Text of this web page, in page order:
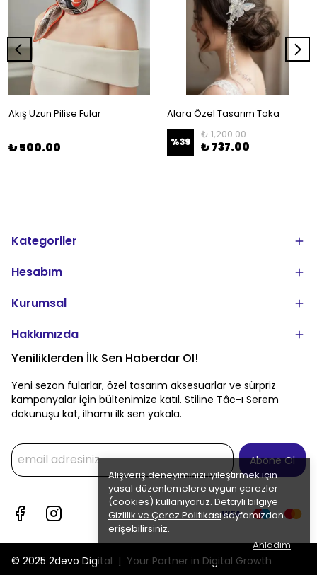
Alışveriş deneyiminizi iyileştirmek için
yasal düzenlemelere uygun çerezler
(cookies) kullanıyoruz. Detaylı bilgiye
Gizlilik ve Çerez Politikasısayfamızdan
erişebilirsiniz.
Anladım
Akış Uzun Pilise Fular
₺ 500.00
Alara Özel Tasarım Toka
%39
₺ 1,200.00
₺ 737.00
Kategoriler
Hesabım
Kurumsal
Hakkımızda
Yeniliklerden İlk Sen Haberdar Ol!
Yeni sezon fularlar, özel tasarım aksesuarlar ve sürpriz
kampanyalar için bültenimize katıl. Stiline Tâc-ı Serem
dokunuşu kat, ilhamı ilk sen yakala.
Abone Ol
© 2025 2devo Digital | Your Partner in Digital Growth